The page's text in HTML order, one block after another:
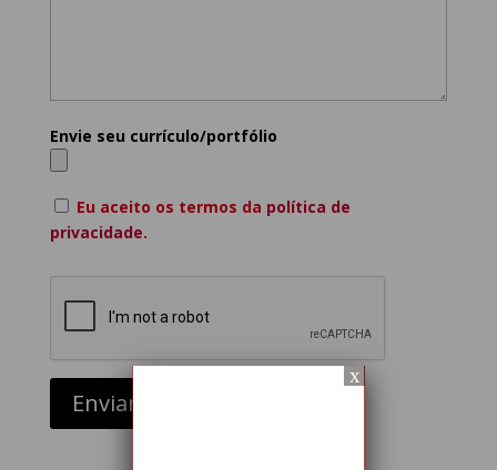
Envie seu currículo/portfólio
Eu aceito os termos da política de
privacidade.
Enviar
x